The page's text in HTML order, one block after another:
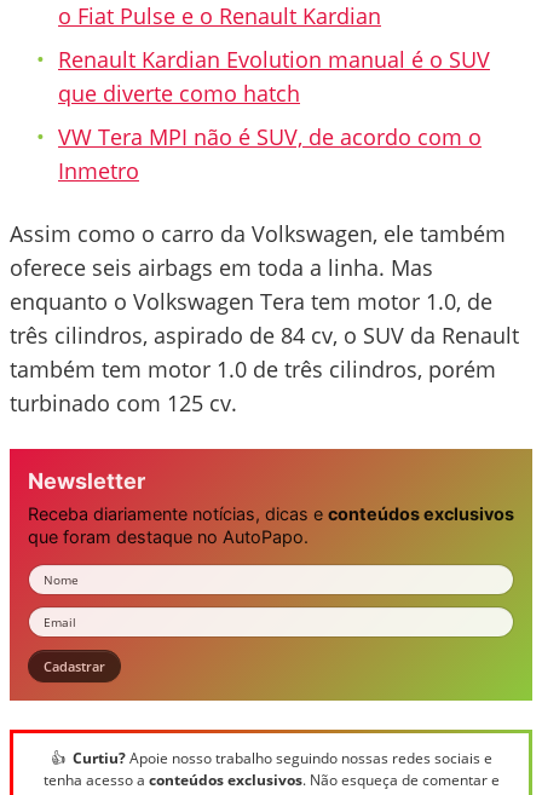
o Fiat Pulse e o Renault Kardian
Renault Kardian Evolution manual é o SUV
que diverte como hatch
VW Tera MPI não é SUV, de acordo com o
Inmetro
Assim como o carro da Volkswagen, ele também
oferece seis airbags em toda a linha. Mas
enquanto o Volkswagen Tera tem motor 1.0, de
três cilindros, aspirado de 84 cv, o SUV da Renault
também tem motor 1.0 de três cilindros, porém
turbinado com 125 cv.
Newsletter
Receba diariamente notícias, dicas e conteúdos exclusivos
que foram destaque no AutoPapo.
Nome
Email
Cadastrar
👍 Curtiu?Apoie nosso trabalho seguindo nossas redes sociais e
tenha acesso a conteúdos exclusivos. Não esqueça de comentar e